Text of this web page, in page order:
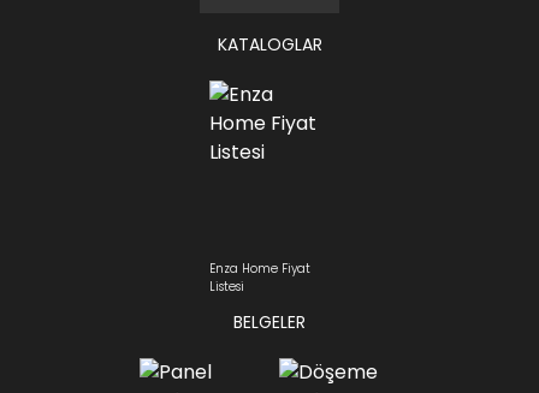
KATALOGLAR
Enza Home Fiyat
Listesi
BELGELER